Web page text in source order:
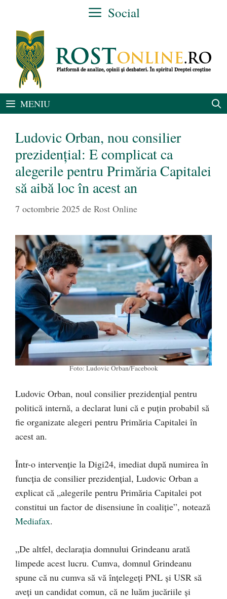
conținut
Social
MENIU
Ludovic Orban, nou consilier
prezidențial: E complicat ca
alegerile pentru Primăria Capitalei
să aibă loc în acest an
7 octombrie 2025 de Rost Online
Foto: Ludovic Orban/Facebook
Ludovic Orban, noul consilier prezidențial pentru
politică internă, a declarat luni că e puțin probabil să
fie organizate alegeri pentru Primăria Capitalei în
acest an.
Într-o intervenție la Digi24, imediat după numirea în
funcția de consilier prezidențial, Ludovic Orban a
explicat că „alegerile pentru Primăria Capitalei pot
constitui un factor de disensiune în coaliție”, notează
Mediafax.
„De altfel, declarația domnului Grindeanu arată
limpede acest lucru. Cumva, domnul Grindeanu
spune că nu cumva să vă înțelegeți PNL și USR să
aveți un candidat comun, că ne luăm jucăriile și